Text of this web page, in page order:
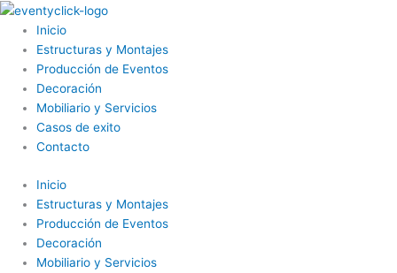
Ir
contenido
Menú
Inicio
Estructuras y Montajes
Producción de Eventos
Decoración
Mobiliario y Servicios
Casos de exito
Contacto
Inicio
Estructuras y Montajes
Producción de Eventos
Decoración
Mobiliario y Servicios